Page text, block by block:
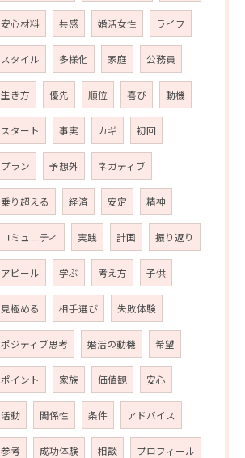
安心材料 共感 婚活女性 ライフ
スタイル 多様化 家庭 公務員
生き方 優先 順位 喜び 動機
スタート 事実 カギ 初回
プラン 予想外 ネガティブ
乗り超える 経済 安定 精神
コミュニティ 実践 計画 振り返り
アピール 学ぶ 考え方 子供
見極める 相手選び 失敗体験
ポジティブ思考 婚活の動機 希望
ポイント 家族 価値観 安心
活動 関係性 条件 アドバイス
参考 成功体験 相談 プロフィール